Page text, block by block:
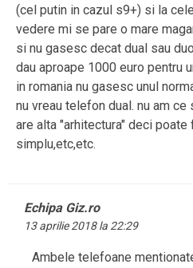
(cel putin in cazul s9+) si la
vedere mi se pare o mare
si nu gasesc decat dual sau
dau aproape 1000 euro pentru
in romania nu gasesc unul
nu vreau telefon dual. nu am
are alta "arhitectura" deci poate
simplu,etc,etc.
Echipa Giz.ro
13 aprilie 2018 la 22:29
Ambele telefoane